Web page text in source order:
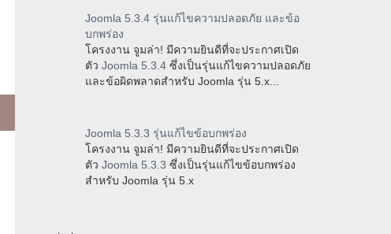
Joomla 5.3.4 รุ่นแก้ไขความปลอดภัย และข้อ
บกพร่อง
โครงงาน จูมล่า! มีความยินดีที่จะประกาศเปิด
ตัว Joomla 5.3.4 ซึ่งเป็นรุ่นแก้ไขความปลอดภัย
และข้อผิดพลาดสำหรับ Joomla รุ่น 5.x...
Joomla 5.3.3 รุ่นแก้ไขข้อบกพร่อง
โครงงาน จูมล่า! มีความยินดีที่จะประกาศเปิด
ตัว Joomla 5.3.3 ซึ่งเป็นรุ่นแก้ไขข้อบกพร่อง
สำหรับ Joomla รุ่น 5.x